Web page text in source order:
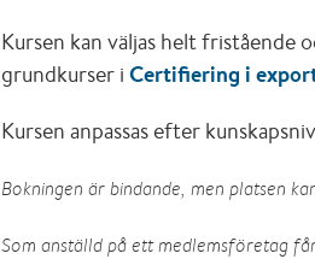
Kursen kan väljas helt fristående
grundkurser iCertifiering i
Kursen anpassas efter
Bokningen är bindande, men platsen
Som anställd på ett medlemsföretag